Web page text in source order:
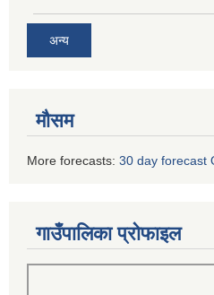
अन्य
मौसम
More forecasts: 30 day forecast
गाउँपालिका प्रोफाइल